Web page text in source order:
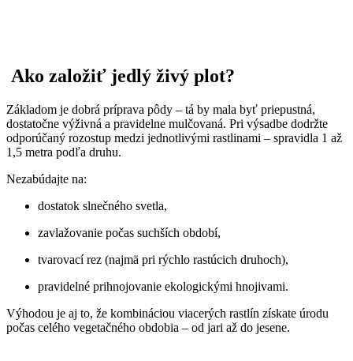
Ako založiť jedlý živý plot?
Základom je dobrá príprava pôdy – tá by mala byť priepustná,
dostatočne výživná a pravidelne mulčovaná. Pri výsadbe dodržte
odporúčaný rozostup medzi jednotlivými rastlinami – spravidla 1 až
1,5 metra podľa druhu.
Nezabúdajte na:
dostatok slnečného svetla,
zavlažovanie počas suchších období,
tvarovací rez (najmä pri rýchlo rastúcich druhoch),
pravidelné prihnojovanie ekologickými hnojivami.
Výhodou je aj to, že kombináciou viacerých rastlín získate úrodu
počas celého vegetačného obdobia – od jari až do jesene.